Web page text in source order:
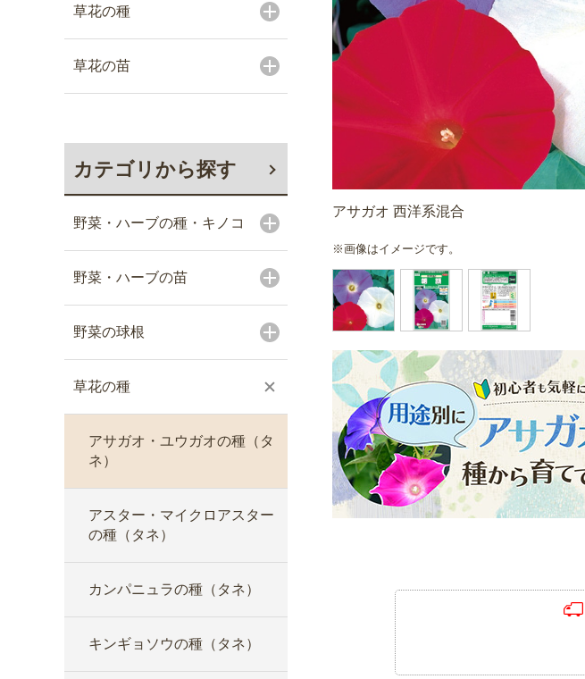
草花の種
草花の苗
カテゴリから探す
野菜・ハーブの種・キノコ
野菜・ハーブの苗
野菜の球根
草花の種
アサガオ・ユウガオの種（タ
ネ）
アスター・マイクロアスター
の種（タネ）
カンパニュラの種（タネ）
キンギョソウの種（タネ）
アサガオ 西洋系混合
※画像はイメージです。